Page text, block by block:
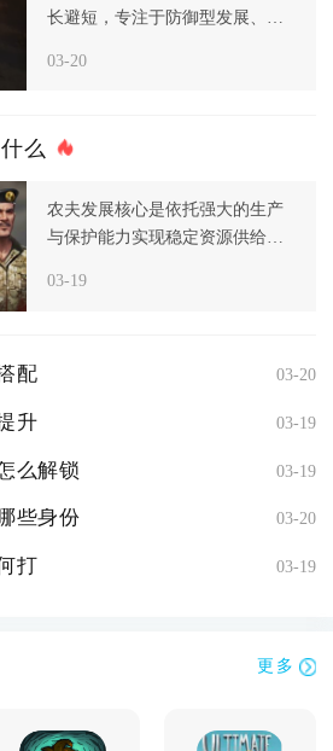
长避短，专注于防御型发展、资
从而构
03-20
么
农夫发展核心是依托强大的生产
与保护能力实现稳定资源供给，
源和食
03-19
配 03-20
升 03-19
么解锁 03-19
些身份 03-20
打 03-19
更多